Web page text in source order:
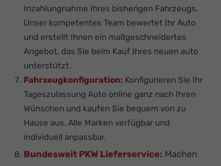
Inzahlungnahme Ihres bisherigen Fahrzeugs.
Unser kompetentes Team bewertet Ihr Auto
und erstellt Ihnen ein maßgeschneidertes
Angebot, das Sie beim Kauf Ihres neuen auto
unterstützt.
Fahrzeugkonfiguration: Konfigurieren Sie Ihr
Tageszulassung Auto online ganz nach Ihren
Wünschen und kaufen Sie bequem von zu
Hause aus. Alle Marken verfügbar und
individuell anpassbar.
Bundesweit PKW Lieferservice: Machen